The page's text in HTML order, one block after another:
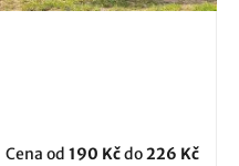
Cena od 190 Kčdo226 Kč